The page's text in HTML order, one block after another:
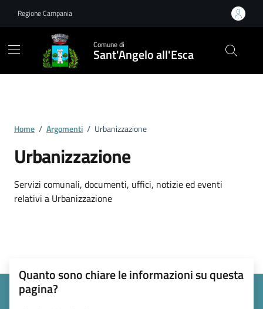
Regione Campania
Comune di
Sant'Angelo all'Esca
Home / Argomenti / Urbanizzazione
Urbanizzazione
Dettagli dell'argomento
Servizi comunali, documenti, uffici, notizie ed eventi
relativi a Urbanizzazione
Quanto sono chiare le informazioni su questa
pagina?